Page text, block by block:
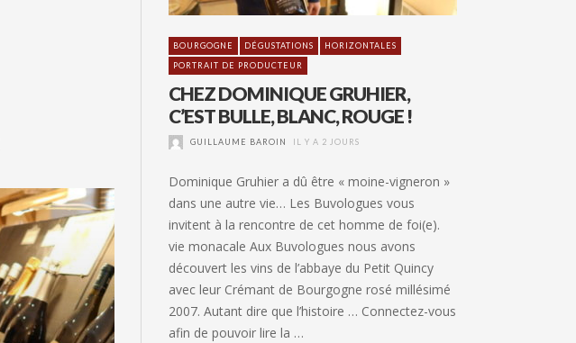
BOURGOGNE DÉGUSTATIONS
HORIZONTALES
PORTRAIT DE PRODUCTEUR
CHEZ DOMINIQUE GRUHIER,
C’EST BULLE, BLANC, ROUGE !
GUILLAUME BAROIN IL Y A 2 JOURS
Dominique Gruhier a dû être « moine-vigneron »
dans une autre vie… Les Buvologues vous
invitent à la rencontre de cet homme de foi(e).
vie monacale Aux Buvologues nous avons
découvert les vins de l’abbaye du Petit Quincy
avec leur Crémant de Bourgogne rosé millésimé
2007. Autant dire que l’histoire … Connectez-vous
afin de pouvoir lire la …